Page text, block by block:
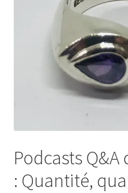
Podcasts
: Quantité,